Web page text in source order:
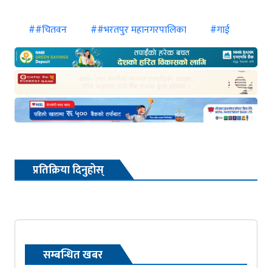
##चितवन ##भरतपुर महानगरपालिका #गाई
प्रतिक्रिया दिनुहोस्
सम्बन्धित खबर